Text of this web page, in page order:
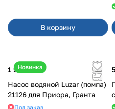
В корзину
Новинка
1 990 ₽
Насос водяной Luzar (помпа)
21126 для Приора, Гранта
Под заказ